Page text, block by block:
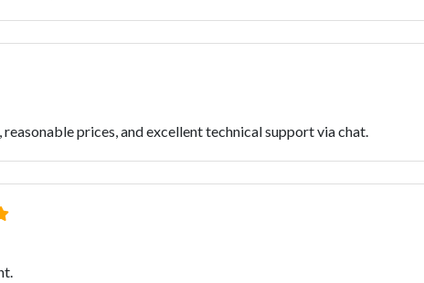
prices, and excellent technical support via chat.